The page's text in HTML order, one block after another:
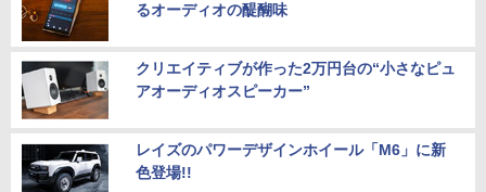
るオーディオの醍醐味
クリエイティブが作った2万円台の“小さなピュ
アオーディオスピーカー”
レイズのパワーデザインホイール「M6」に新
色登場!!